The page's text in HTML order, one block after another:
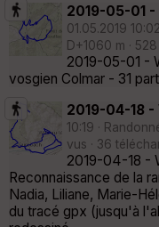
2019-05-01
01.05.2019
D+1060 m ·
2019-05-01 -
vosgien Colmar - 31
2019-04-18 -
10:19 ·
vus · 36
2019-04-18 -
Reconnaissance de la
Nadia, Liliane, Marie-
du tracé gpx (jusqu'à